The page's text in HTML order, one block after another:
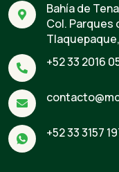
Bahía de
Col. Parques
+52 33 2016
+52 33 3157